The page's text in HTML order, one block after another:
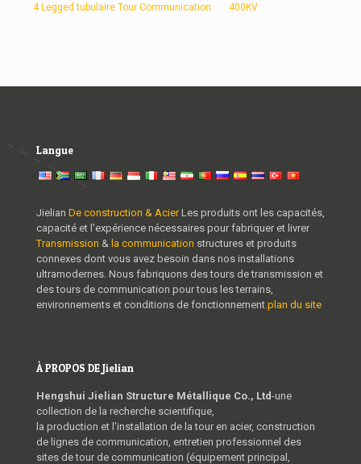
4 Legged tubulaire Tour Communication 400KV
Langue
Jielian De construction & AcierLes produits ont les capacités,
capacité et l'expérience nécessaires pour fabriquer et livrer
Transmission & la communication structures et produits
connexes dont vous avez besoin dans nos installations
ultramodernes. Nous fabriquons des tours de transmission et
des tours de communication pour tous les terrains,
environnements et conditions de fonctionnement. plan du site
À PROPOS DE Jielian
Hengshui Jielian Structure Métallique Co., Ltd-une
collection de la recherche scientifique,
la production et l'installation de la tour en acier, construction
de lignes de communication, entretien professionnel des
sites de tour de communication (équipement principal,